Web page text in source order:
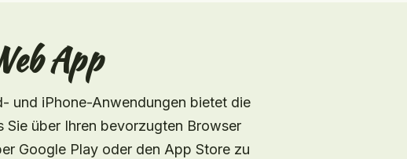
App
und iPhone-Anwendungen bietet die
über Ihren bevorzugten Browser
Google Play oder den App Store zu